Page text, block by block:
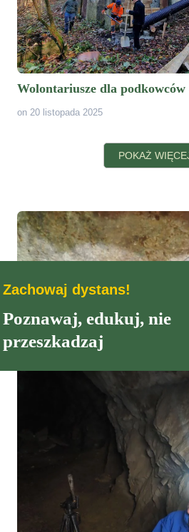
Wolontariusze dla
on 20 listopada 2025
POKAŻ
Zachowaj dystans!
Poznawaj, edukuj, nie
przeszkadzaj